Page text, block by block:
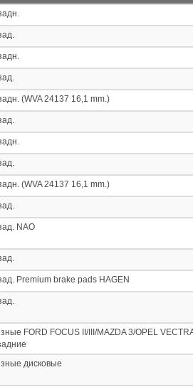
(WVA 24137 16,1 mm.)
(WVA 24137 16,1 mm.)
NAO
Premium brake pads HAGEN
FORD FOCUS II/III/MAZDA 3/OPEL
дисковые